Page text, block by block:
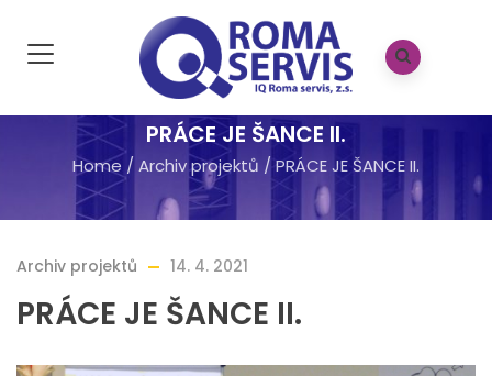
PRÁCE JE ŠANCE II.
Home / Archiv projektů / PRÁCE JE ŠANCE II.
Archiv projektů 14. 4. 2021
PRÁCE JE ŠANCE II.